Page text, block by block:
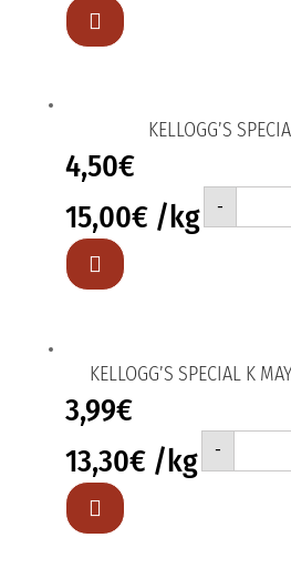

KELLOGG’S
4,50€
15,00€ /kg -
K

KELLOGG’S SPECIAL K
3,99€
13,30€ /kg -
K
